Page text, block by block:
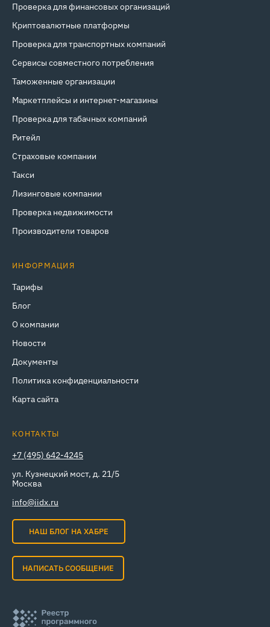
Проверка для финансовых организаций
Криптовалютные платформы
Проверка для транспортных компаний
Сервисы совместного потребления
Таможенные организации
Маркетплейсы и интернет‑магазины
Проверка для табачных компаний
Ритейл
Страховые компании
Такси
Лизинговые компании
Проверка недвижимости
Производители товаров
ИНФОРМАЦИЯ
Тарифы
Блог
О компании
Новости
Документы
Политика конфиденциальности
Карта сайта
КОНТАКТЫ
+7 (495) 642-4245
ул. Кузнецкий мост, д. 21/5
Москва
info@iidx.ru
НАШ БЛОГ НА ХАБРЕ
НАПИСАТЬ СООБЩЕНИЕ